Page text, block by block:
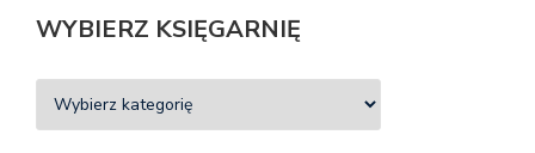
WYBIERZ KSIĘGARNIĘ